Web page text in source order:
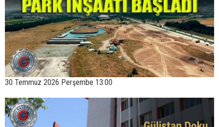
30 Temmuz 2026 Perşembe 13:00